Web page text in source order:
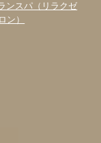
ンスパ（リラクゼ
ン）